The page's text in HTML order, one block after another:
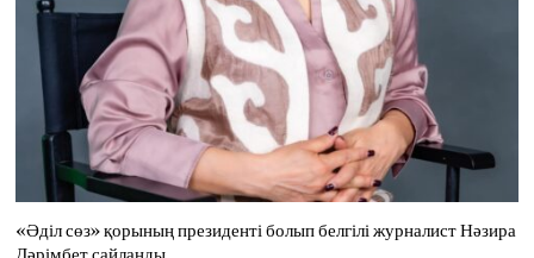
«Әділ сөз» қорының президенті болып белгілі журналист Нәзира